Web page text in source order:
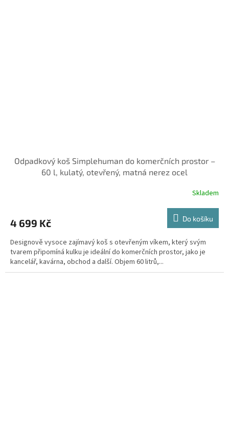
Odpadkový koš Simplehuman do komerčních prostor –
60 l, kulatý, otevřený, matná nerez ocel
Skladem
4 699 Kč Do košíku
Designově vysoce zajímavý koš s otevřeným víkem, který svým
tvarem připomíná kulku je ideální do komerčních prostor, jako je
kancelář, kavárna, obchod a další. Objem 60 litrů,...